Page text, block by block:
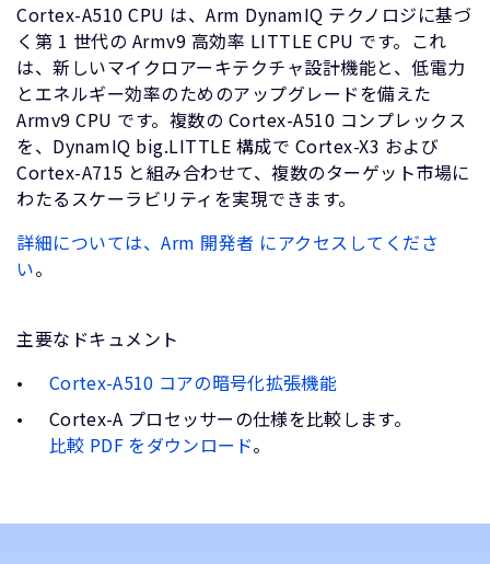
Cortex-A510 CPU は、Arm DynamIQ テクノロジに基づ
く第 1 世代の Armv9 高効率 LITTLE CPU です。これ
は、新しいマイクロアーキテクチャ設計機能と、低電力
とエネルギー効率のためのアップグレードを備えた
Armv9 CPU です。複数の Cortex-A510 コンプレックス
を、DynamIQ big.LITTLE 構成で Cortex-X3 および
Cortex-A715 と組み合わせて、複数のターゲット市場に
わたるスケーラビリティを実現できます。
詳細については、Arm 開発者 にアクセスしてくださ
い。
主要なドキュメント
Cortex-A510 コアの暗号化拡張機能
Cortex-A プロセッサーの仕様を比較します。
比較 PDF をダウンロード。